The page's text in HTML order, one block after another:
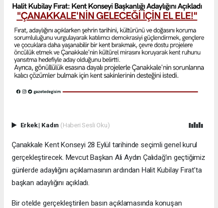
Erkek| Kadın (Haberi Sesli Oku)
Çanakkale Kent Konseyi 28 Eylül tarihinde seçimli genel kurul
gerçekleştirecek. Mevcut Başkan Ali Aydın Çalıdağ’ın geçtiğimiz
günlerde adaylığını açıklamasının ardından Halit Kubilay Fırat’ta
başkan adaylığını açıkladı.
Bir otelde gerçekleştirilen basın açıklamasında konuşan